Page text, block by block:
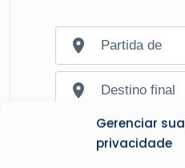
Gerenciar sua
privacidade